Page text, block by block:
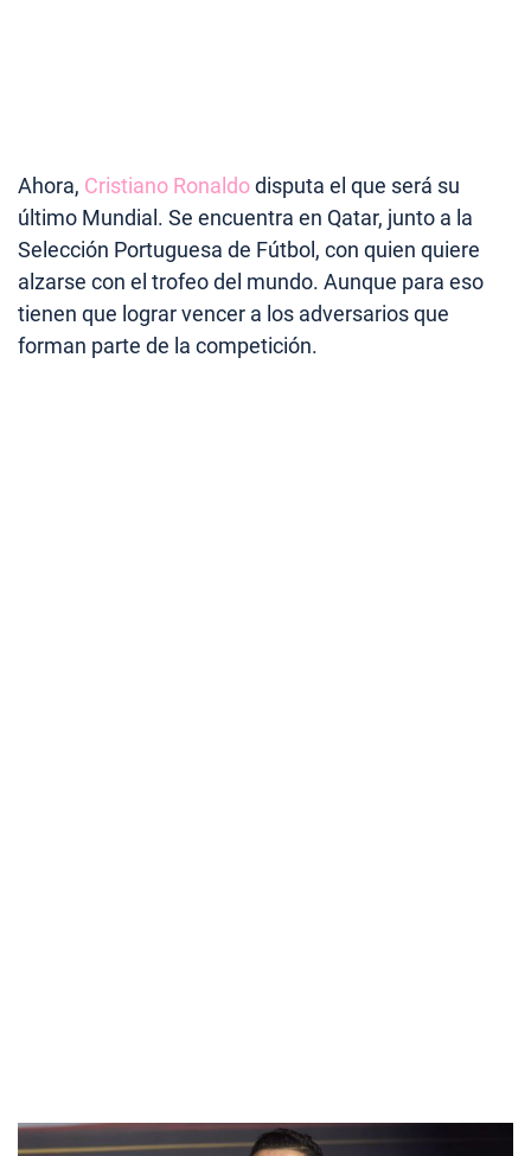
Ahora, Cristiano Ronaldodisputa el que será su
último Mundial. Se encuentra en Qatar, junto a la
Selección Portuguesa de Fútbol, con quien quiere
alzarse con el trofeo del mundo. Aunque para eso
tienen que lograr vencer a los adversarios que
forman parte de la competición.